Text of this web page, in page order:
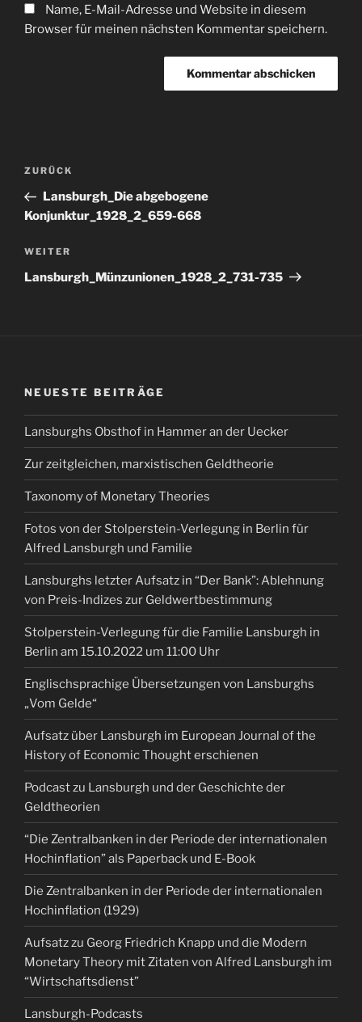
Name, E-Mail-Adresse und Website in diesem
Browser für meinen nächsten Kommentar speichern.
Beitragsnavigation
Vorheriger
Beitrag
ZURÜCK
Lansburgh_Die abgebogene
Konjunktur_1928_2_659-668
Nächster
Beitrag
WEITER
Lansburgh_Münzunionen_1928_2_731-735
NEUESTE BEITRÄGE
Lansburghs Obsthof in Hammer an der Uecker
Zur zeitgleichen, marxistischen Geldtheorie
Taxonomy of Monetary Theories
Fotos von der Stolperstein-Verlegung in Berlin für
Alfred Lansburgh und Familie
Lansburghs letzter Aufsatz in “Der Bank”: Ablehnung
von Preis-Indizes zur Geldwertbestimmung
Stolperstein-Verlegung für die Familie Lansburgh in
Berlin am 15.10.2022 um 11:00 Uhr
Englischsprachige Übersetzungen von Lansburghs
„Vom Gelde“
Aufsatz über Lansburgh im European Journal of the
History of Economic Thought erschienen
Podcast zu Lansburgh und der Geschichte der
Geldtheorien
“Die Zentralbanken in der Periode der internationalen
Hochinflation” als Paperback und E-Book
Die Zentralbanken in der Periode der internationalen
Hochinflation (1929)
Aufsatz zu Georg Friedrich Knapp und die Modern
Monetary Theory mit Zitaten von Alfred Lansburgh im
“Wirtschaftsdienst”
Lansburgh-Podcasts